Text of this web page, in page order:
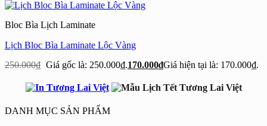
Bloc Bìa Lịch Laminate
Lịch Bloc Bìa Laminate Lộc Vàng
250.000₫ Giá gốc là: 250.000₫.170.000₫Giá hiện tại là: 170.000₫.
DANH MỤC SẢN PHẨM